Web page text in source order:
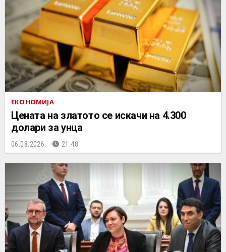
ЕКОНОМИЈА
Цената на златото се искачи на 4.300
долари за унца
06.08.2026. 21:48